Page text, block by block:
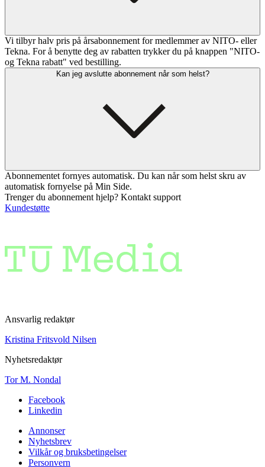
Vi tilbyr halv pris på årsabonnement for medlemmer av NITO- eller
Tekna. For å benytte deg av rabatten trykker du på knappen "NITO-
og Tekna rabatt" ved bestilling.
Kan jeg avslutte abonnement når som helst?
Abonnementet fornyes automatisk. Du kan når som helst skru av
automatisk fornyelse på Min Side.
Trenger du abonnement hjelp? Kontakt support
Kundestøtte
Ansvarlig redaktør
Kristina Fritsvold Nilsen
Nyhetsredaktør
Tor M. Nondal
Facebook
Linkedin
Annonser
Nyhetsbrev
Vilkår og bruksbetingelser
Personvern